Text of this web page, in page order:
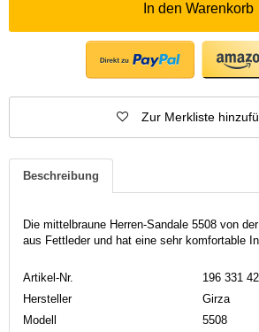
In den Warenkorb
Zur Merkliste
Beschreibung
Die mittelbraune Herren-Sandale 5508 von
aus Fettleder und hat eine sehr komfortable
Artikel-Nr.
196 331
Hersteller
Girza
Modell
5508